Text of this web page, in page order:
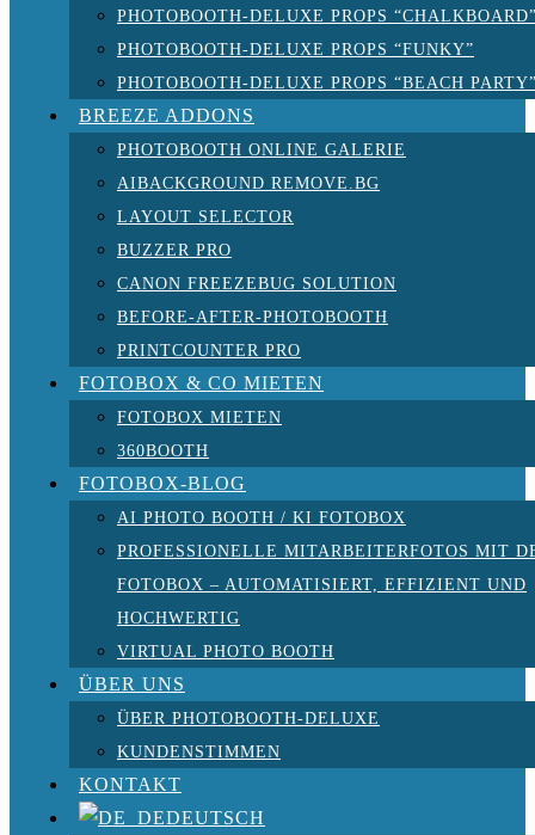
PHOTOBOOTH-DELUXE PROPS
PHOTOBOOTH-DELUXE PROPS “FUNKY”
PHOTOBOOTH-DELUXE PROPS “BEACH
BREEZE ADDONS
PHOTOBOOTH ONLINE GALERIE
AIBACKGROUND REMOVE.BG
LAYOUT SELECTOR
BUZZER PRO
CANON FREEZEBUG SOLUTION
BEFORE-AFTER-PHOTOBOOTH
PRINTCOUNTER PRO
FOTOBOX & CO MIETEN
FOTOBOX MIETEN
360BOOTH
FOTOBOX-BLOG
AI PHOTO BOOTH / KI FOTOBOX
PROFESSIONELLE MITARBEITERFOTOS MIT
FOTOBOX – AUTOMATISIERT, EFFIZIENT UND
HOCHWERTIG
VIRTUAL PHOTO BOOTH
ÜBER UNS
ÜBER PHOTOBOOTH-DELUXE
KUNDENSTIMMEN
KONTAKT
DEUTSCH